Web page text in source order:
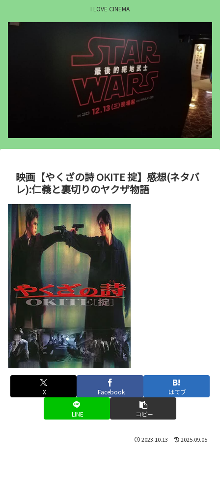
I LOVE CINEMA
映画【やくざの詩 OKITE 掟】感想(ネタバ
レ):仁義と裏切りのヤクザ物語
X Facebook はてブ
LINE コピー
2023.10.13 2025.09.05